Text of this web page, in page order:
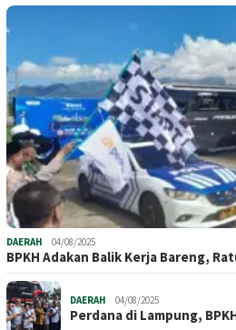
DAERAH 04/08/2025
BPKH Adakan Balik Kerja Bareng,
DAERAH 04/08/2025
Perdana di Lampung,